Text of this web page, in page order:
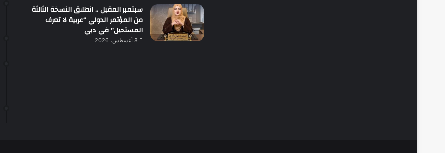
سبتمبر المقبل .. انطلاق النسخة الثالثة
من المؤتمر الدولي “عربية لا تعرف
المستحيل” في دبي
8 أغسطس، 2026